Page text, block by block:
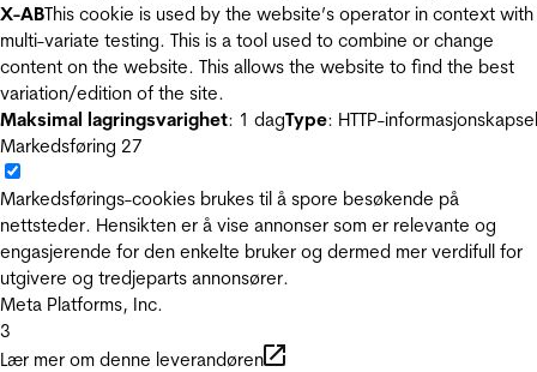
X-ABThis cookie is used by the website’s operator in context with
multi-variate testing. This is a tool used to combine or change
content on the website. This allows the website to find the best
variation/edition of the site.
Maksimal lagringsvarighet: 1 dagType: HTTP-informasjonskapsel
Markedsføring 27
Markedsførings-cookies brukes til å spore besøkende på
nettsteder. Hensikten er å vise annonser som er relevante og
engasjerende for den enkelte bruker og dermed mer verdifull for
utgivere og tredjeparts annonsører.
Meta Platforms, Inc.
3
Lær mer om denne leverandøren